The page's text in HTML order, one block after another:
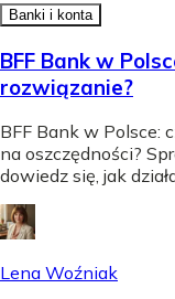
Banki i konta
BFF Bank w
rozwiązanie?
BFF Bank w Polsce:
na oszczędności?
dowiedz się, jak
Lena Woźniak